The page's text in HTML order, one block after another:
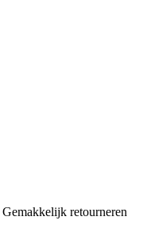
Gemakkelijk retourneren